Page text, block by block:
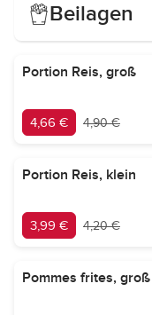
Beilagen
Portion Reis, groß
4,66 € 4,90 €
Portion Reis, klein
3,99 € 4,20 €
Pommes frites, groß